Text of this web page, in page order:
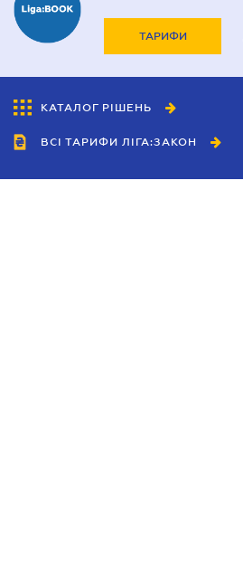
ТАРИФИ
КАТАЛОГ РІШЕНЬ
ВСІ ТАРИФИ ЛІГА:ЗАКОН